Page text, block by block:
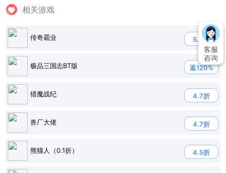
相关游戏
传奇霸业 5.0折
极品三国志BT版 返120%
猎魔战纪 4.7折
兽厂大佬 4.7折
熊猫人（0.1折） 4.5折
客服
咨询